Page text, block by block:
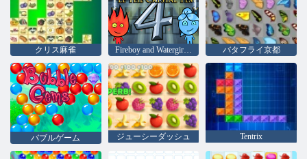
クリス麻雀 Fireboy and Watergirl 4：クリスタル寺院 バタフライ京都
バブルゲーム ジューシーダッシュ Tentrix